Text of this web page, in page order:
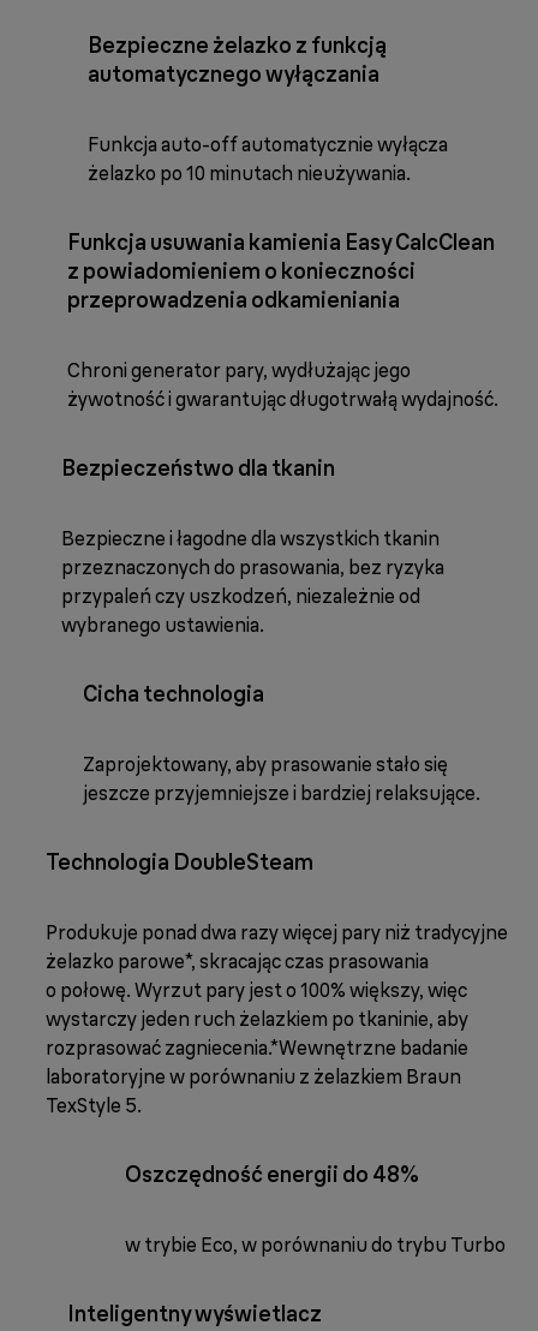
Bezpieczne żelazko z funkcją
automatycznego wyłączania
Funkcja auto-off automatycznie wyłącza
żelazko po 10 minutach nieużywania.
Funkcja usuwania kamienia Easy CalcClean
z powiadomieniem o konieczności
przeprowadzenia odkamieniania
Chroni generator pary, wydłużając jego
żywotność i gwarantując długotrwałą wydajność.
Bezpieczeństwo dla tkanin
Bezpieczne i łagodne dla wszystkich tkanin
przeznaczonych do prasowania, bez ryzyka
przypaleń czy uszkodzeń, niezależnie od
wybranego ustawienia.
Cicha technologia
Zaprojektowany, aby prasowanie stało się
jeszcze przyjemniejsze i bardziej relaksujące.
Technologia DoubleSteam
Produkuje ponad dwa razy więcej pary niż tradycyjne
żelazko parowe*, skracając czas prasowania
o połowę. Wyrzut pary jest o 100% większy, więc
wystarczy jeden ruch żelazkiem po tkaninie, aby
rozprasować zagniecenia.*Wewnętrzne badanie
laboratoryjne w porównaniu z żelazkiem Braun
TexStyle 5.
Oszczędność energii do 48%
w trybie Eco, w porównaniu do trybu Turbo
Inteligentny wyświetlacz